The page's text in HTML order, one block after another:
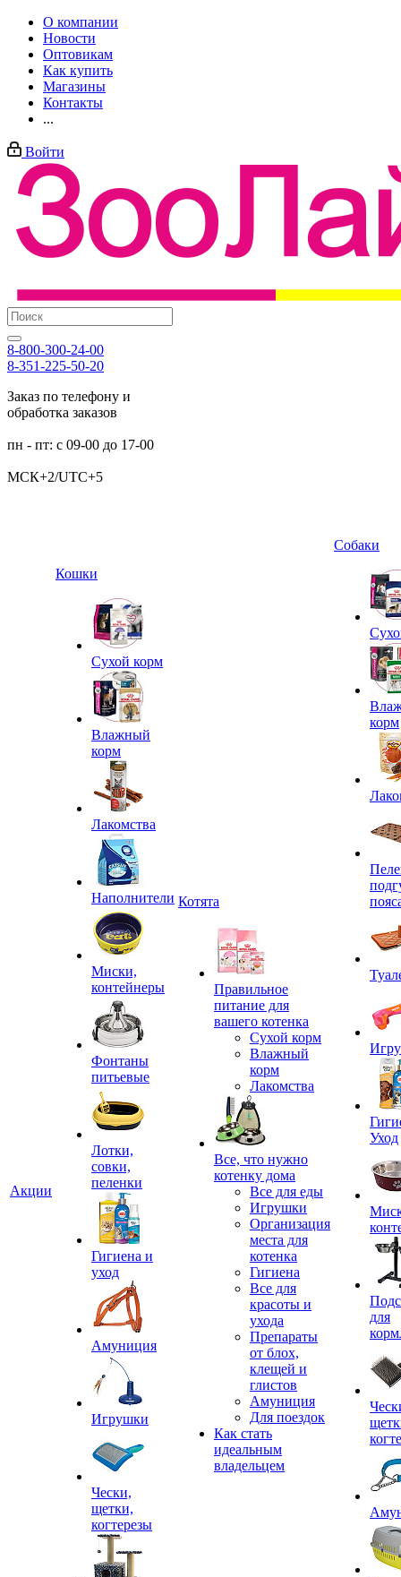
О компании
Новости
Оптовикам
Как купить
Магазины
Контакты
...
Войти
8-800-300-24-00
8-351-225-50-20
Заказ по телефону и
обработка заказов
пн - пт: с 09-00 до 17-00
МСК+2/UTC+5
Акции
Кошки
Сухой корм
Влажный
корм
Лакомства
Наполнители
Миски,
контейнеры
Фонтаны
питьевые
Лотки,
совки,
пеленки
Гигиена и
уход
Амуниция
Игрушки
Чески,
щетки,
когтерезы
Котята
Правильное
питание для
вашего котенка
Сухой корм
Влажный
корм
Лакомства
Все, что нужно
котенку дома
Все для еды
Игрушки
Организация
места для
котенка
Гигиена
Все для
красоты и
ухода
Препараты
от блох,
клещей и
глистов
Амуниция
Для поездок
Как стать
идеальным
владельцем
Собаки
корм
Уход
для